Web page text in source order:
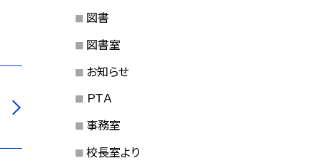
図書
図書室
お知らせ
ＰＴＡ
事務室
校長室より